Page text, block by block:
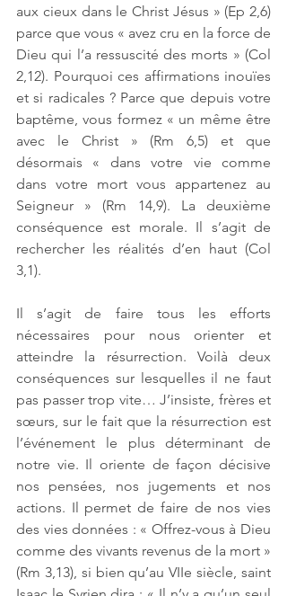
aux cieux dans le Christ Jésus » (Ep 2,6)
parce que vous « avez cru en la force de
Dieu qui l’a ressuscité des morts » (Col
2,12). Pourquoi ces affirmations inouïes
et si radicales ? Parce que depuis votre
baptême, vous formez « un même être
avec le Christ » (Rm 6,5) et que
désormais « dans votre vie comme
dans votre mort vous appartenez au
Seigneur » (Rm 14,9). La deuxième
conséquence est morale. Il s’agit de
rechercher les réalités d’en haut (Col
3,1).
Il s’agit de faire tous les efforts
nécessaires pour nous orienter et
atteindre la résurrection. Voilà deux
conséquences sur lesquelles il ne faut
pas passer trop vite… J’insiste, frères et
sœurs, sur le fait que la résurrection est
l’événement le plus déterminant de
notre vie. Il oriente de façon décisive
nos pensées, nos jugements et nos
actions. Il permet de faire de nos vies
des vies données : « Offrez-vous à Dieu
comme des vivants revenus de la mort »
(Rm 3,13), si bien qu’au VIIe siècle, saint